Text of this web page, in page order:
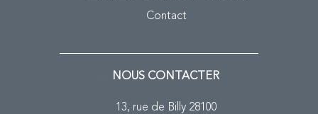
Contact
NOUS CONTACTER
13, rue de Billy 28100